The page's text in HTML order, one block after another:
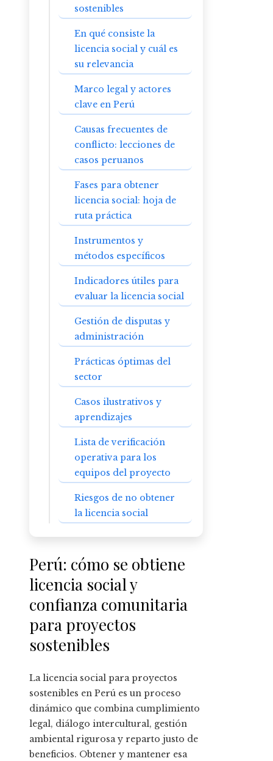
sostenibles
En qué consiste la
licencia social y cuál es
su relevancia
Marco legal y actores
clave en Perú
Causas frecuentes de
conflicto: lecciones de
casos peruanos
Fases para obtener
licencia social: hoja de
ruta práctica
Instrumentos y
métodos específicos
Indicadores útiles para
evaluar la licencia social
Gestión de disputas y
administración
Prácticas óptimas del
sector
Casos ilustrativos y
aprendizajes
Lista de verificación
operativa para los
equipos del proyecto
Riesgos de no obtener
la licencia social
Perú: cómo se obtiene
licencia social y
confianza comunitaria
para proyectos
sostenibles
La licencia social para proyectos
sostenibles en Perú es un proceso
dinámico que combina cumplimiento
legal, diálogo intercultural, gestión
ambiental rigurosa y reparto justo de
beneficios. Obtener y mantener esa